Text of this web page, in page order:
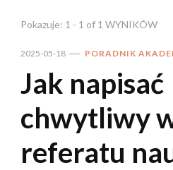
Pokazuje: 1 - 1 of 1 WYNIKÓW
2025-05-18 PORADNIK
Jak napisać
chwytliwy
referatu